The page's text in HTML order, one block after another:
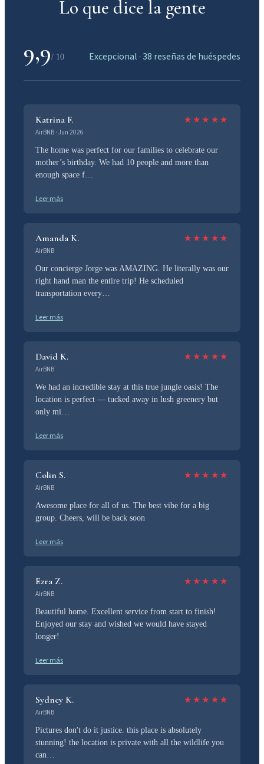
Lo que dice la gente
9,9/ 10 Excepcional · 38 reseñas de huéspedes
Katrina F. ★ ★ ★ ★ ★
AirBNB · Jun 2026
The home was perfect for our families to celebrate our
mother’s birthday. We had 10 people and more than
enough space f…
Leer más
Amanda K. ★ ★ ★ ★ ★
AirBNB
Our concierge Jorge was AMAZING. He literally was our
right hand man the entire trip! He scheduled
transportation every…
Leer más
David K. ★ ★ ★ ★ ★
AirBNB
We had an incredible stay at this true jungle oasis! The
location is perfect — tucked away in lush greenery but
only mi…
Leer más
Colin S. ★ ★ ★ ★ ★
AirBNB
Awesome place for all of us. The best vibe for a big
group. Cheers, will be back soon
Leer más
Ezra Z. ★ ★ ★ ★ ★
AirBNB
Beautiful home. Excellent service from start to finish!
Enjoyed our stay and wished we would have stayed
longer!
Leer más
Sydney K. ★ ★ ★ ★ ★
AirBNB
Pictures don't do it justice. this place is absolutely
stunning! the location is private with all the wildlife you
can…